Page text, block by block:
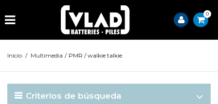
0
Inicio / Multimedia / PMR / walkie talkie
Criterios de búsqueda